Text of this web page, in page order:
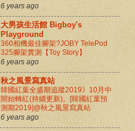
6 years ago
大男孩生活館 Bigboy's
Playground
360相機最佳腳架?JOBY TelePod
325腳架實測【Toy Story】
6 years ago
秋之風景寫真站
韓國紅葉全盛期追蹤2019》10月中
開始轉紅(持續更新)。[韓國紅葉預
測期2019]@秋之風景寫真站
6 years ago